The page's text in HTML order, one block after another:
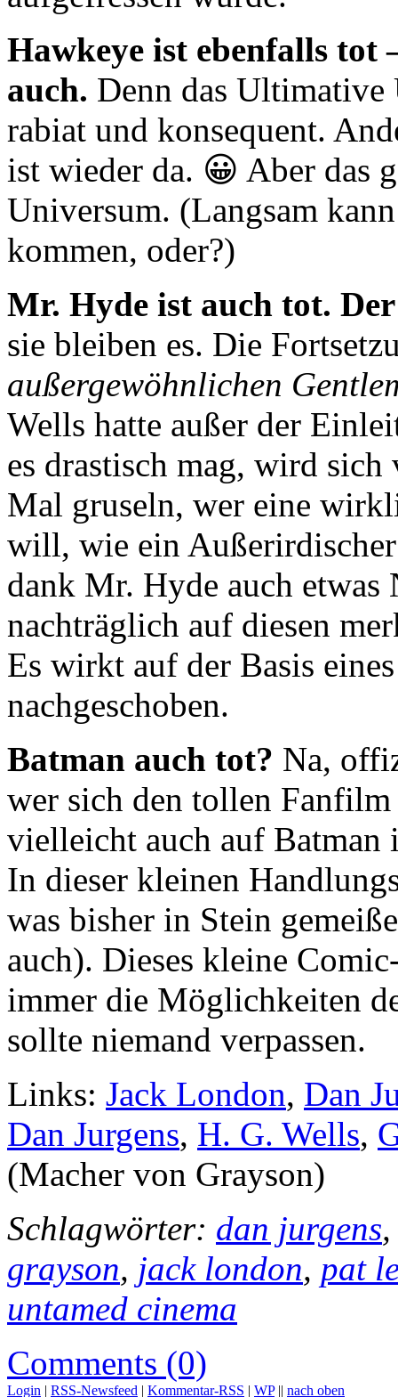
Hawkeye ist ebenfalls tot
auch. Denn das
rabiat und konsequent.
ist wieder da. 😀 Aber das
Universum. (Langsam
kommen, oder?)
Mr. Hyde ist auch tot.
sie bleiben es. Die
außergewöhnlichen
Wells hatte außer der
es drastisch mag, wird
Mal gruseln, wer eine
will, wie ein
dank Mr. Hyde auch etwas
nachträglich auf diesen
Es wirkt auf der Basis
nachgeschoben.
Batman auch tot? Na,
wer sich den tollen
vielleicht auch auf Batman
In dieser kleinen
was bisher in Stein
auch). Dieses kleine
immer die Möglichkeiten
sollte niemand verpassen.
Links: Jack London, Dan
Dan Jurgens, H. G. Wells,
(Macher von Grayson)
Schlagwörter: dan jurgens
grayson, jack london, pat
untamed cinema
Comments (0)
Login | RSS-Newsfeed | Kommentar-RSS | WP|| nach oben